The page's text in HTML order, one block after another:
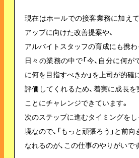
現在はホールでの接客業務に加え
アップに向けた改善提案や、
アルバイトスタッフの育成にも携わ
日々の業務の中で「今、自分に何が
に何を目指すべきか」を上司が的確
評価してくれるため、着実に成長
ことにチャレンジできています。
次のステップに進むタイミングを
境なので、「もっと頑張ろう」と前向
なれるのが、この仕事のやりがいです